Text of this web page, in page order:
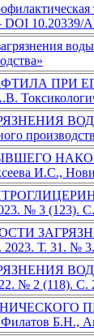
10.20339/
ПРИ ЕГО
ВОДЫ
И.С.,
№ 3 (123).
Т. 31. №
ВОДЫ
№ 2 (118). С.
Б.Н.,